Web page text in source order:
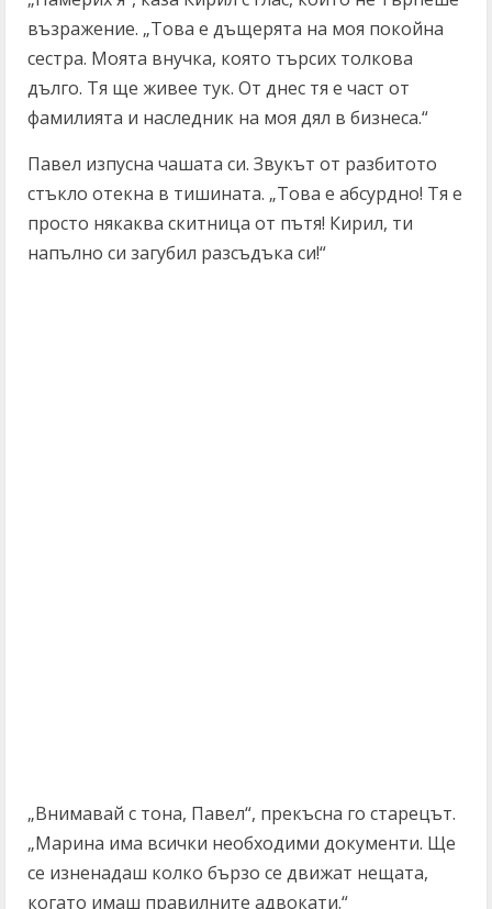
възражение. „Това е дъщерята на моя покойна
сестра. Моята внучка, която търсих толкова
дълго. Тя ще живее тук. От днес тя е част от
фамилията и наследник на моя дял в бизнеса.“
Павел изпусна чашата си. Звукът от разбитото
стъкло отекна в тишината. „Това е абсурдно! Тя е
просто някаква скитница от пътя! Кирил, ти
напълно си загубил разсъдъка си!“
„Внимавай с тона, Павел“, прекъсна го старецът.
„Марина има всички необходими документи. Ще
се изненадаш колко бързо се движат нещата,
когато имаш правилните адвокати.“